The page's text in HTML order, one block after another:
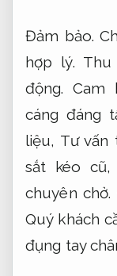
Đảm bảo.
hợp lý.
động. Cam
cáng đáng
liệu, Tư vấn
sắt kéo cũ,
chuyên chở.
Quý khách
đụng tay